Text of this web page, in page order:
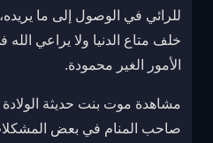
للرائي في الوصول إلى ما
خلف متاع الدنيا ولا يراعي
الأمور الغير محمودة.
مشاهدة موت بنت حديثة
صاحب المنام في بعض